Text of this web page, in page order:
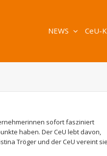
NEWS CeU-
sofort fasziniert
haben. Der CeU lebt davon,
Tröger und der CeU vereint sie